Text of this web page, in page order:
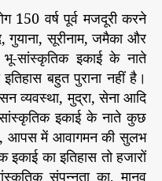
150 वर्ष पूर्व मजदूरी करने
गुयाना, सूरीनाम, जमैका और
सांस्कृतिक इकाई के नाते
बहुत पुराना नहीं है।
व्यवस्था, मुद्रा, सेना आदि
इकाई के नाते कुछ
आपस में आवागमन की सुलभ
का इतिहास तो हजारों
संपन्नता का, मानव